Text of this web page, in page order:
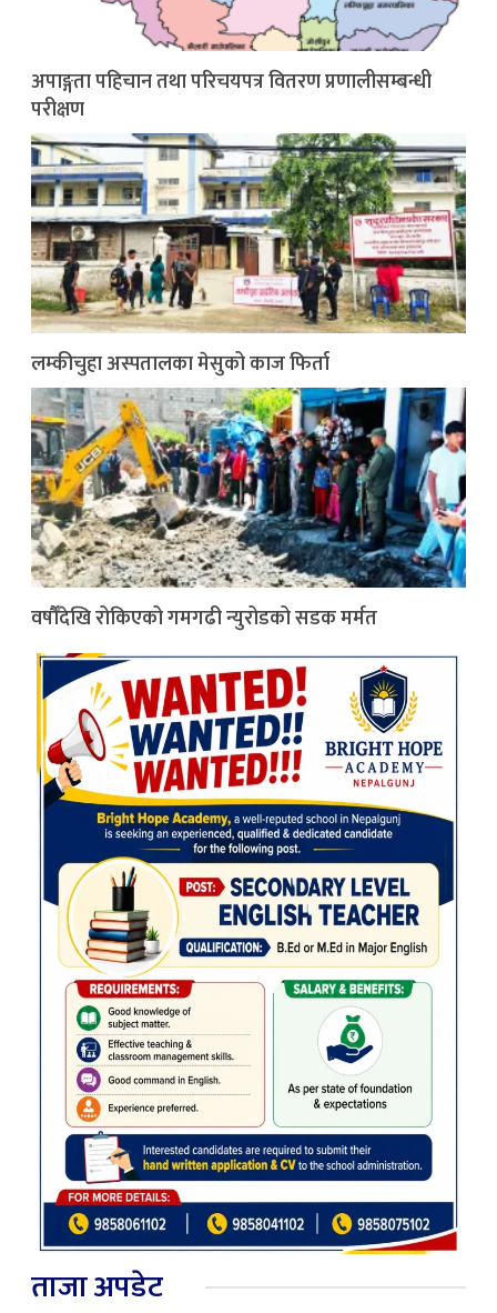
अपाङ्गता पहिचान तथा परिचयपत्र वितरण प्रणालीसम्बन्धी
परीक्षण
लम्कीचुहा अस्पतालका मेसुको काज फिर्ता
वर्षौँदेखि रोकिएको गमगढी न्युरोडको सडक मर्मत
ताजा अपडेट